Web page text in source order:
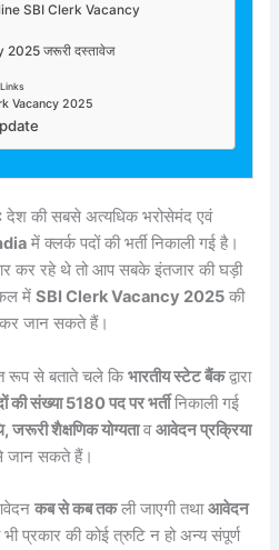
SBI Clerk Vacancy
जरूरी दस्तावेज
Vacancy 2025
देश की सबसे अत्यधिक भरोसेमंद एवं
में क्लर्क पदों की भर्ती निकाली गई है।
कर रहे थे तो आप सबके इंतजार की घड़ी
मेंSBI Clerk Vacancy 2025 की
जान सकते हैं।
रूप से बताते चले किभारतीय स्टेट बैंकद्वारा
की संख्या 5180 पद पर भर्तीनिकाली गई
जरूरी शैक्षणिक योग्यतावआवेदन प्रक्रिया
जान सकते हैं।
कब से कब तकली जाएगी तथाआवेदन
प्रकार की कोई त्रुटि न हो अन्य संपूर्ण